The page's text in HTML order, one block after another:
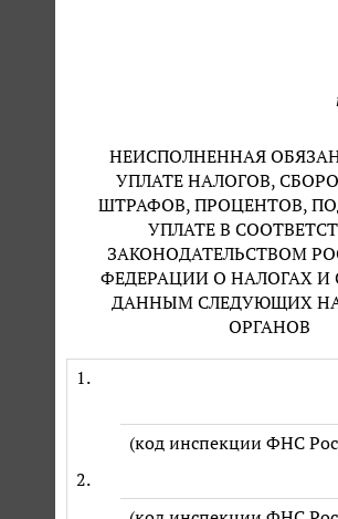
НЕИСПОЛНЕННАЯ
УПЛАТЕ НАЛОГОВ,
ШТРАФОВ, ПРОЦЕНТОВ,
УПЛАТЕ В
ЗАКОНОДАТЕЛЬСТВОМ
ФЕДЕРАЦИИ О НАЛОГАХ И
ДАННЫМ СЛЕДУЮЩИХ
ОРГАНОВ
1.
(код инспекции ФНС
2.